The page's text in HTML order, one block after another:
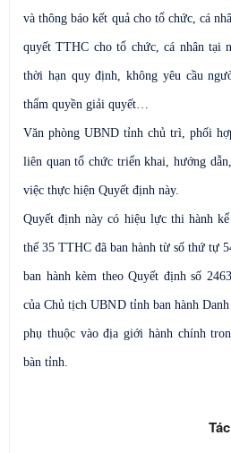
và thông báo kết quả cho tổ chức, cá
quyết TTHC cho tổ chức, cá nhân tại
thời hạn quy định, không yêu cầu
thẩm quyền giải quyết…
Văn phòng UBND tỉnh chủ trì, phối
liên quan tổ chức triển khai, hướng
việc thực hiện Quyết định này.
Quyết định này có hiệu lực thi hành
thế 35 TTHC đã ban hành từ số thứ tự
ban hành kèm theo Quyết định số
của Chủ tịch UBND tỉnh ban hành
phụ thuộc vào địa giới hành chính
bàn tỉnh.